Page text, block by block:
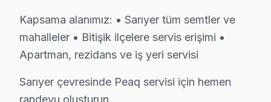
Sarıyer'de Peaq TV Tamir Maliyetleri
Sarıyer'de Peaq panel tamiri yaptırmadan önce fiyat
Teşhis ücretsiz. Cihazınızı inceledikten sonra arıza
Fiyatlar neye göre değişir: Arıza tipi, ekran boyutu ve
Kapsama alanımız: • Sarıyer tüm semtler ve
mahalleler • Bitişik ilçelere servis erişimi •
Apartman, rezidans ve iş yeri servisi
Sarıyer çevresinde Peaq servisi için hemen